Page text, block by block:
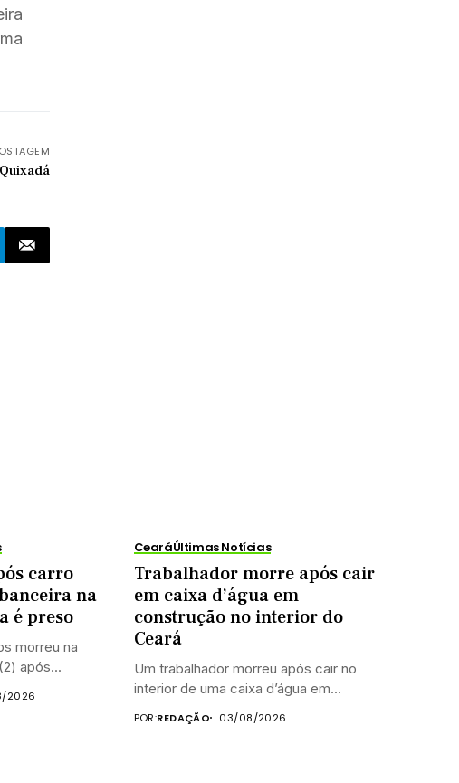
carro
na
é preso
morreu na
após...
2026
CearáÚltimas Notícias
Trabalhador morre após cair
em caixa d’água em
construção no interior do
Ceará
Um trabalhador morreu após cair no
interior de uma caixa d’água em...
POR:REDAÇÃO 03/08/2026